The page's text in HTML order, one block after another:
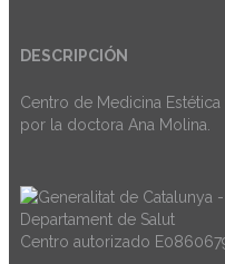
DESCRIPCIÓN
Centro de Medicina
por la doctora Ana Molina.
Centro autorizado